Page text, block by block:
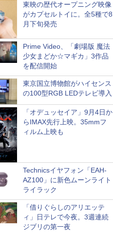
東映の歴代オープニング映像
がカプセルトイに。全5種で8
月下旬発売
Prime Video、「劇場版 魔法
少女まどか☆マギカ」3作品
を配信開始
東京国立博物館がハイセンス
の100型RGB LEDテレビ導入
「オデュッセイア」9月4日か
らIMAX先行上映。35mmフ
ィルム上映も
Technicsイヤフォン「EAH-
AZ100」に新色ムーンライト
ライラック
「借りぐらしのアリエッテ
ィ」日テレで今夜。3週連続
ジブリの第一夜